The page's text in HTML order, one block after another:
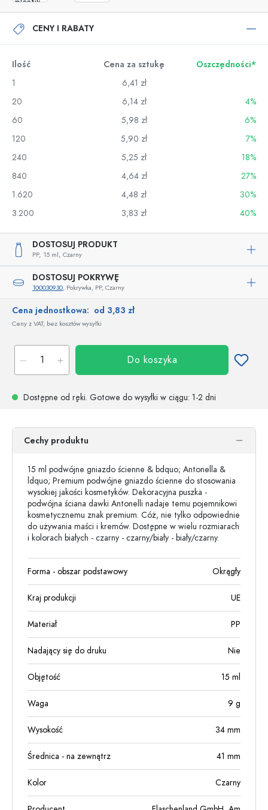
CENY I RABATY
Ilość Cena za sztukę
Oszczędności*
1
6,41 zł
20
6,14 zł
4%
60
5,98 zł
6%
120
5,90 zł
7%
240
5,25 zł
18%
840
4,64 zł
27%
1.620
4,48 zł
30%
3.200
3,83 zł 40%
DOSTOSUJ PRODUKT
PP, 15 ml, Czarny
DOSTOSUJ POKRYWĘ
100030930, Pokrywka, PP, Czarny
Cena jednostkowa: od 3,83 zł
Ceny z VAT, bez kosztów wysyłki
Do koszyka
Dostępne od ręki. Gotowe do wysyłki w ciągu: 1-2 dni
Cechy produktu
15 ml podwójne gniazdo ścienne & bdquo; Antonella &
ldquo; Premium podwójne gniazdo ścienne do stosowania
wysokiej jakości kosmetyków. Dekoracyjna puszka -
podwójna ściana dawki Antonelli nadaje temu pojemnikowi
kosmetycznemu znak premium. Cóż, nie tylko odpowiednie
do używania maści i kremów. Dostępne w wielu rozmiarach
i kolorach białych - czarny - czarny/biały - biały/czarny.
Forma - obszar podstawowy Okrągły
Kraj produkcji UE
Materiał PP
Nadający się do druku Nie
Objętość 15 ml
Waga 9 g
Wysokość 34 mm
Średnica - na zewnątrz 41 mm
Kolor Czarny